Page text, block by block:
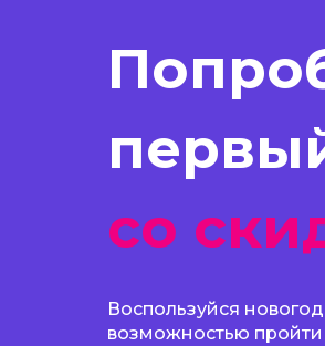
со
Воспользуйся
возможностью пройти